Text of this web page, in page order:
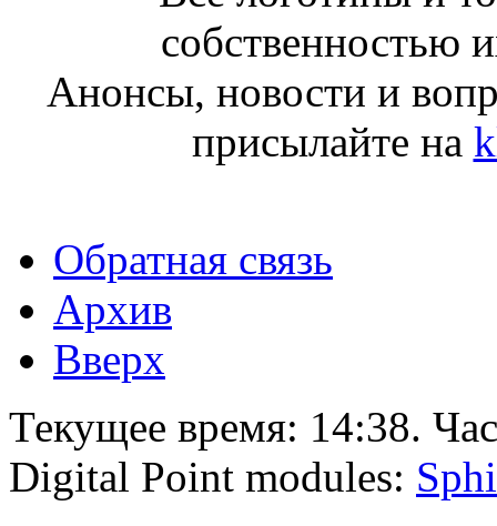
собственностью
Анонсы, новости и
присылайте на
Обратная связь
Архив
Вверх
Текущее время: 14:38.
Digital Point modules: